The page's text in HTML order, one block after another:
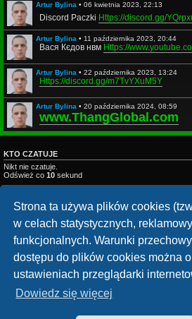
Strona ta używa plików cookies
w celach statystycznych,
funkcjonalnych. Warunki
dostępu do plików cookies można
ustawieniach przeglądarki
Dowiedz się więcej
Artur Bylina • 06 kwietnia 2023, 22:13
Discord Paczki Https://discord.gg/
Artur Bylina • 11 października 2023, 20:44
Вася Кєдов нвм Https://
Artur Bylina • 22 października 2023, 13:24
Https://discord.gg/m7TvYXuM5Y
Artur Bylina • 20 października 2024, 08:59
www.ThangGlobal.com
KTO CZATUJE
Nikt nie czatuje.
Odśwież co 10 sekund
Technologię dostarcza phpBB® Forum
Polski pakiet językowy
Zasady ochrony danych